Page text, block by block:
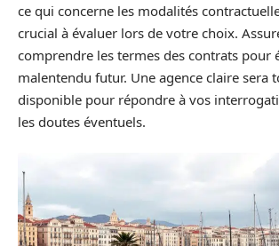
ce qui concerne les modalités
crucial à évaluer lors de votre choix.
comprendre les termes des contrats pour
malentendu futur. Une agence claire sera
disponible pour répondre à vos
les doutes éventuels.